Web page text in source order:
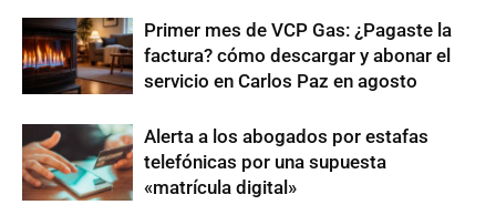
Primer mes de VCP Gas: ¿Pagaste la
factura? cómo descargar y abonar el
servicio en Carlos Paz en agosto
Alerta a los abogados por estafas
telefónicas por una supuesta
«matrícula digital»